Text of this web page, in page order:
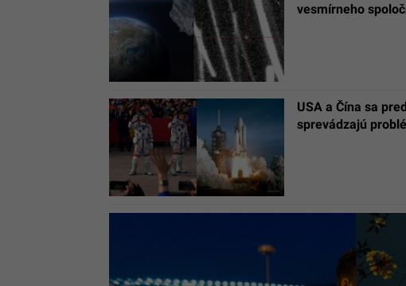
vesmírneho
USA a Čína sa
sprevádzajú